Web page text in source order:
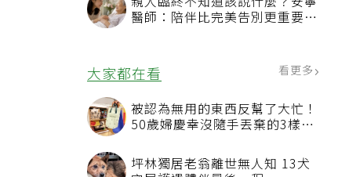
親人臨終不知道該說什麼？安寧
醫師：陪伴比完美告別更重要，
大家都在看
被認為無用的東西反幫了大忙！
50歲婦慶幸沒隨手丟棄的3樣物